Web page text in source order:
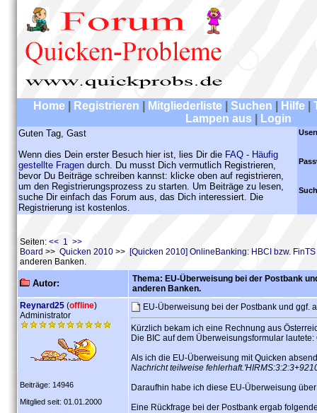
Home Registrieren Mitgliederliste Suchen Hilfe
Lampen aus
Login
Guten Tag, Gast
Wenn dies Dein erster Besuch hier ist, lies Dir die FAQ - Häufig
gestellte Fragen durch. Du musst Dich vermutlich Registrieren,
bevor Du Beiträge schreiben kannst: klicke oben auf registrieren,
um den Registrierungsprozess zu starten. Um Beiträge zu lesen,
suche Dir einfach das Forum aus, das Dich interessiert. Die
Registrierung ist kostenlos.
Seiten: << 1 >>
Board >> Quicken 2010 >> [Quicken 2010] OnlineBanking: HBCI bzw. FinTS
anderen Banken.
Autor:
Thema: EU-Überweisung bei der Postbank
anderen Banken.
Reynard25 (offline)
Administrator
Beiträge: 14946
Mitglied seit: 01.01.2000
EU-Überweisung bei der Postbank und ggf.
Kürzlich bekam ich eine Rechnung aus
Die BIC auf dem Überweisungsformular lautete:
Als ich die EU-Überweisung mit Quicken
Nachricht teilweise
Daraufhin habe ich diese EU-Überweisung
Eine Rückfrage bei der Postbank ergab